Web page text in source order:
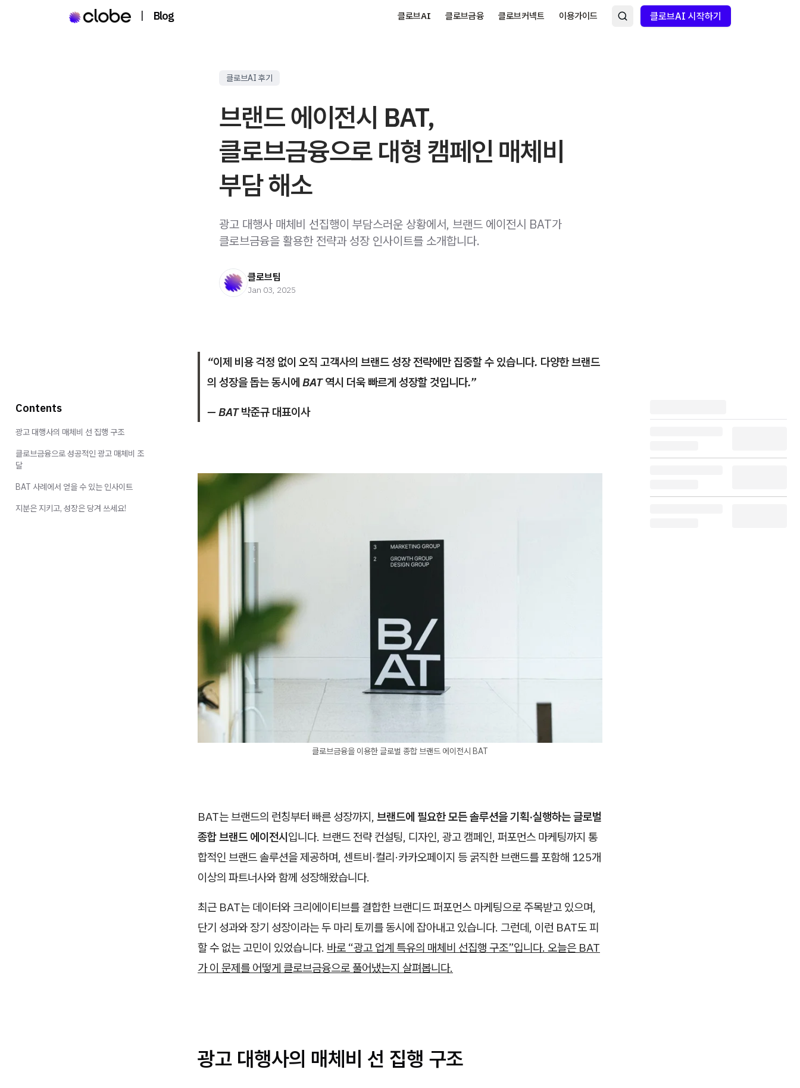
| Blog 클로브AI 클로브금융 클로브커넥트 이용가이드 클로브AI 시작하기
클로브AI 후기
브랜드 에이전시 BAT,
클로브금융으로 대형 캠페인 매체비
부담 해소
광고 대행사 매체비 선집행이 부담스러운 상황에서, 브랜드 에이전시 BAT가
클로브금융을 활용한 전략과 성장 인사이트를 소개합니다.
클로브팀
Jan 03, 2025
“이제 비용 걱정 없이 오직 고객사의 브랜드 성장 전략에만 집중할 수 있습니다. 다양한 브랜드
의 성장을 돕는 동시에 BAT 역시 더욱 빠르게 성장할 것입니다.”
— BAT 박준규 대표이사
클로브금융을 이용한 글로벌 종합 브랜드 에이전시 BAT
BAT는 브랜드의 런칭부터 빠른 성장까지, 브랜드에 필요한 모든 솔루션을 기획·실행하는 글로벌
종합 브랜드 에이전시입니다. 브랜드 전략 컨설팅, 디자인, 광고 캠페인, 퍼포먼스 마케팅까지 통
합적인 브랜드 솔루션을 제공하며, 센트비·컬리·카카오페이지 등 굵직한 브랜드를 포함해 125개
이상의 파트너사와 함께 성장해왔습니다.
최근 BAT는 데이터와 크리에이티브를 결합한 브랜디드 퍼포먼스 마케팅으로 주목받고 있으며,
단기 성과와 장기 성장이라는 두 마리 토끼를 동시에 잡아내고 있습니다. 그런데, 이런 BAT도 피
할 수 없는 고민이 있었습니다. 바로 “광고 업계 특유의 매체비 선집행 구조”입니다. 오늘은 BAT
가 이 문제를 어떻게 클로브금융으로 풀어냈는지 살펴봅니다.
광고 대행사의 매체비 선 집행 구조
Contents
광고 대행사의 매체비 선 집행 구조
클로브금융으로 성공적인 광고 매체비 조
달
BAT 사례에서 얻을 수 있는 인사이트
지분은 지키고, 성장은 당겨 쓰세요!